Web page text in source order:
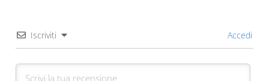
Iscriviti Accedi